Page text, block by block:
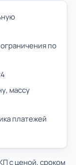
по
массу
платежей
с ценой, сроком